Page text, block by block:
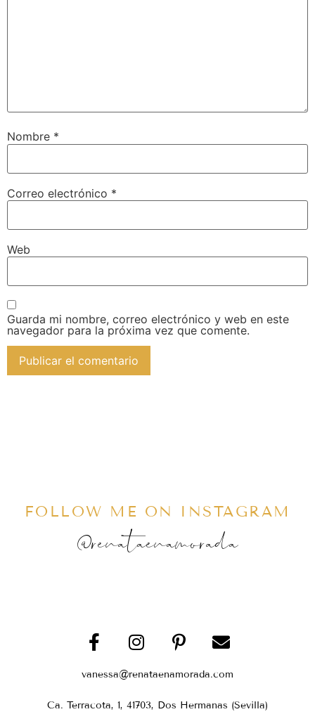
Nombre *
Correo electrónico *
Web
Guarda mi nombre, correo electrónico y web en este
navegador para la próxima vez que comente.
FOLLOW ME ON INSTAGRAM
@renataenamorada
vanessa@renataenamorada.com
Ca. Terracota, 1, 41703, Dos Hermanas (Sevilla)